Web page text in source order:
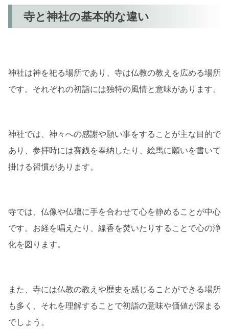
寺と神社の基本的な違い
神社は神を祀る場所であり、寺は仏教の教えを広める場所
です。それぞれの初詣には独特の風情と意味があります。
神社では、神々への感謝や願い事をすることが主な目的で
あり、参拝時には賽銭を奉納したり、絵馬に願いを書いて
掛ける習慣があります。
寺では、仏像や仏壇に手を合わせて心を静めることが中心
です。お経を唱えたり、線香を焚いたりすることで心の浄
化を図ります。
また、寺には仏教の教えや歴史を感じることができる場所
も多く、それを理解することで初詣の意味や価値が深まる
でしょう。